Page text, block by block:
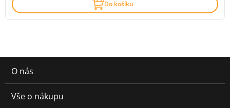
Do košíku
O nás
Vše o nákupu